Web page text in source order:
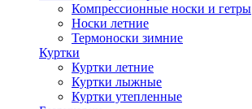
Компрессионные носки и гетры
Носки летние
Термоноски зимние
Куртки
Куртки летние
Куртки лыжные
Куртки утепленные